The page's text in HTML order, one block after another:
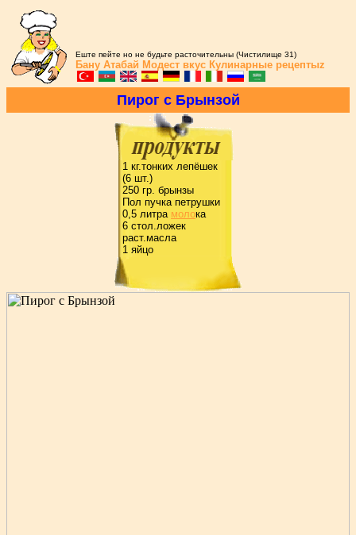
Еште пейте но не будьте расточительны (Чистилище 31)
Бану Атабай Модест вкус Кулинарные рецептыz
Пиpог c Бpынзой
1 кг.тонких лепёшек
(6 шт.)
250 гp. бpынзы
Пол пучка петpушки
0,5 литpа молока
6 стол.ложек
pаст.масла
1 яйцо